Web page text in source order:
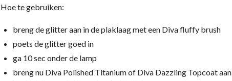
Hoe te gebruiken:
breng de glitter aan in de plaklaag met een Diva fluffy brush
poets de glitter goed in
ga 10 sec onder de lamp
breng nu Diva Polished Titanium of Diva Dazzling Topcoat aan